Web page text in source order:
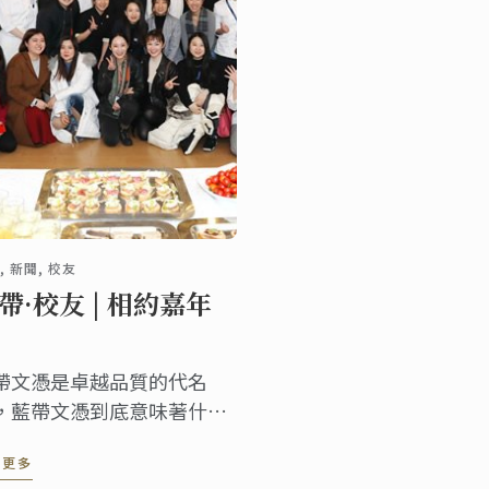
新聞, 校友
·校友 | 相約嘉年
文憑是卓越品質的代名
藍帶文憑到底意味著什
友齊聚嘉年華。用他們的
多